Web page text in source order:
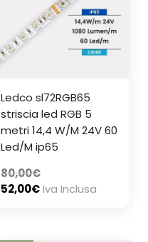
Ledco sl72RGB65
striscia led RGB 5
metri 14,4 W/M 24V 60
Led/M ip65
80,00€
52,00€Iva Inclusa